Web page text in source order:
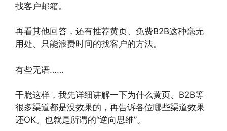
找客户邮箱。
再看其他回答，还有推荐黄页、免费B2B这种毫无
用处、只能浪费时间的找客户的方法。
有些无语……
干脆这样，我先详细讲解一下为什么黄页、B2B等
很多渠道都是没效果的，再告诉各位哪些渠道效果
还OK。也就是所谓的“逆向思维”。